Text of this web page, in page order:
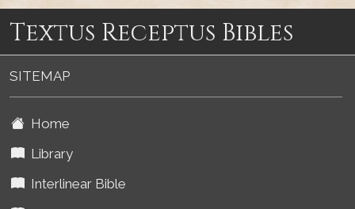
Textus Receptus Bibles
SITEMAP
Home
Library
Interlinear Bible